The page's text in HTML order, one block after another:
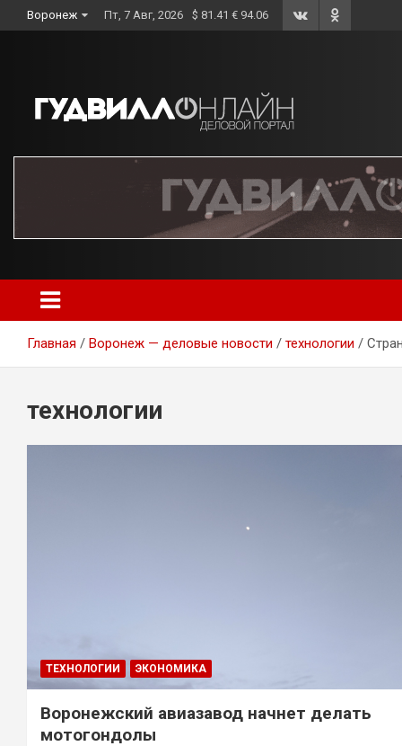
to
Воронеж Пт, 7 Авг, 2026 $ 81.41 € 94.06
Главная Воронеж — деловые новости технологии
технологии
ТЕХНОЛОГИИ ЭКОНОМИКА
Воронежский авиазавод начнет делать
мотогондолы